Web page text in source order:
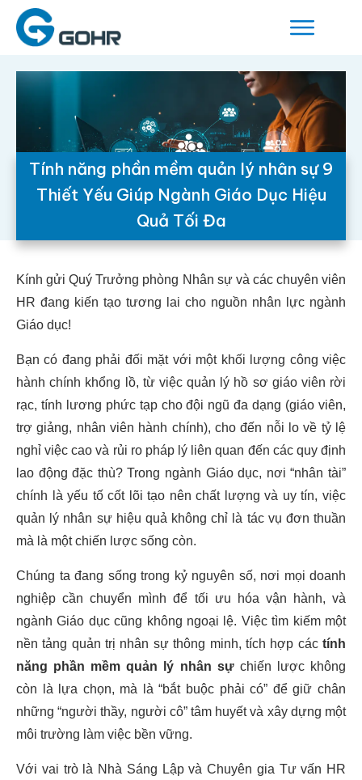
Tính năng phần mềm quản lý nhân sự 9
Thiết Yếu Giúp Ngành Giáo Dục Hiệu
Quả Tối Đa
Kính gửi Quý Trưởng phòng Nhân sự và các chuyên viên
HR đang kiến tạo tương lai cho nguồn nhân lực ngành
Giáo dục!
Bạn có đang phải đối mặt với một khối lượng công việc
hành chính khổng lồ, từ việc quản lý hồ sơ giáo viên rời
rạc, tính lương phức tạp cho đội ngũ đa dạng (giáo viên,
trợ giảng, nhân viên hành chính), cho đến nỗi lo về tỷ lệ
nghỉ việc cao và rủi ro pháp lý liên quan đến các quy định
lao động đặc thù? Trong ngành Giáo dục, nơi “nhân tài”
chính là yếu tố cốt lõi tạo nên chất lượng và uy tín, việc
quản lý nhân sự hiệu quả không chỉ là tác vụ đơn thuần
mà là một chiến lược sống còn.
Chúng ta đang sống trong kỷ nguyên số, nơi mọi doanh
nghiệp cần chuyển mình để tối ưu hóa vận hành, và
ngành Giáo dục cũng không ngoại lệ. Việc tìm kiếm một
nền tảng quản trị nhân sự thông minh, tích hợp các tính
năng phần mềm quản lý nhân sựchiến lược không
còn là lựa chọn, mà là “bắt buộc phải có” để giữ chân
những “người thầy, người cô” tâm huyết và xây dựng một
môi trường làm việc bền vững.
Với vai trò là Nhà Sáng Lập và Chuyên gia Tư vấn HR